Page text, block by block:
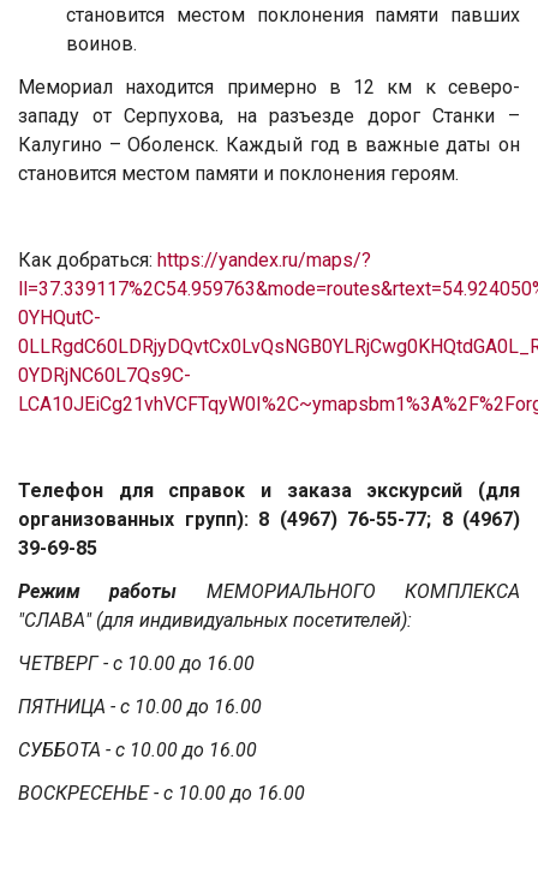
становится местом поклонения памяти павших
воинов.
Мемориал находится примерно в 12 км к северо-
западу от Серпухова, на разъезде дорог Станки –
Калугино – Оболенск. Каждый год в важные даты он
становится местом памяти и поклонения героям.
Как добраться: https://yandex.ru/maps/?
0YHQutC-
0YDRjNC60L7Qs9C-
Телефон для справок и заказа экскурсий (для
организованных групп): 8 (4967) 76-55-77; 8 (4967)
39-69-85
Режим работы МЕМОРИАЛЬНОГО КОМПЛЕКСА
"СЛАВА" (для индивидуальных посетителей):
ЧЕТВЕРГ - с 10.00 до 16.00
ПЯТНИЦА - с 10.00 до 16.00
СУББОТА - с 10.00 до 16.00
ВОСКРЕСЕНЬЕ - с 10.00 до 16.00